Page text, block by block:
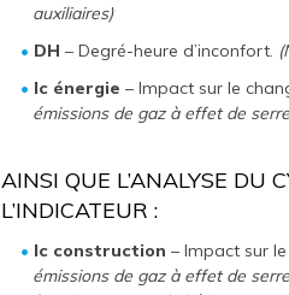
auxiliaires)
DH – Degré-heure d’inconfort.
Ic énergie – Impact sur le
émissions de gaz à effet de
AINSI QUE L’ANALYSE DU
L’INDICATEUR :
Ic construction – Impact sur
émissions de gaz à effet de